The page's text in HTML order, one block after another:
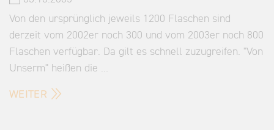
Von den ursprünglich jeweils 1200 Flaschen sind
derzeit vom 2002er noch 300 und vom 2003er noch 800
Flaschen verfügbar. Da gilt es schnell zuzugreifen. "Von
Unserm" heißen die …
WEITER